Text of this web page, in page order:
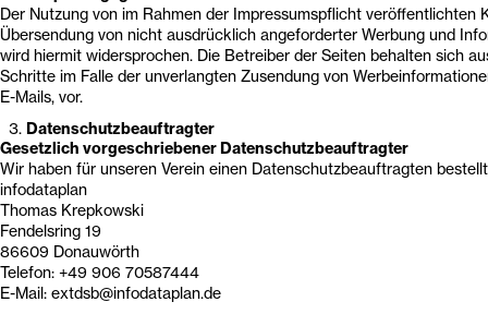
Der Nutzung von im Rahmen der Impressumspflicht veröffentlichten
Übersendung von nicht ausdrücklich angeforderter Werbung und
wird hiermit widersprochen. Die Betreiber der Seiten behalten sich
Schritte im Falle der unverlangten Zusendung von
E-Mails, vor.
Datenschutzbeauftragter
Gesetzlich vorgeschriebener Datenschutzbeauftragter
Wir haben für unseren Verein einen Datenschutzbeauftragten
infodataplan
Thomas Krepkowski
Fendelsring 19
86609 Donauwörth
Telefon: +49 906 70587444
E-Mail: extdsb@infodataplan.de